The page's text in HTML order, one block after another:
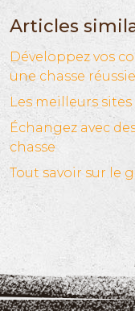
Articles
Développez vos
une chasse réussie
Les meilleurs
Échangez avec
chasse
Tout savoir sur le